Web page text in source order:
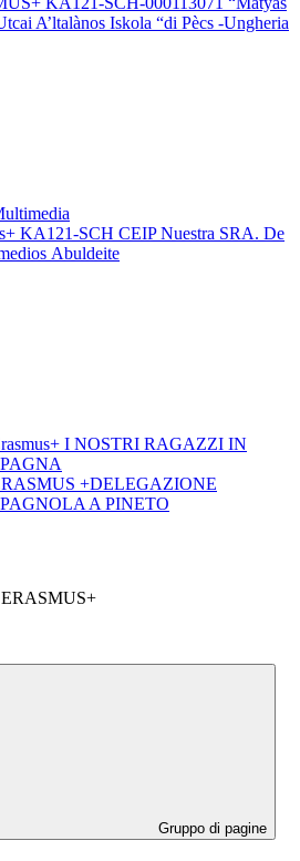
A’ltalànos Iskola “di Pècs -Ungheria
KA121-SCH CEIP Nuestra SRA. De
Abuldeite
I NOSTRI RAGAZZI IN
+DELEGAZIONE
A PINETO
ERASMUS+
Gruppo di pagine